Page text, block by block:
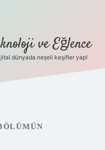
ve Eğlence
dünyada neşeli keşifler yap!